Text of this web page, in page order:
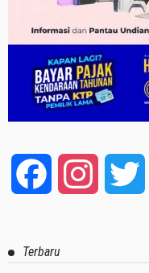
Facebook Instagram
Terbaru